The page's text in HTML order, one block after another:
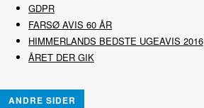
GDPR
FARSØ AVIS 60 ÅR
HIMMERLANDS BEDSTE UGEAVIS 2016
ÅRET DER GIK
ANDRE SIDER